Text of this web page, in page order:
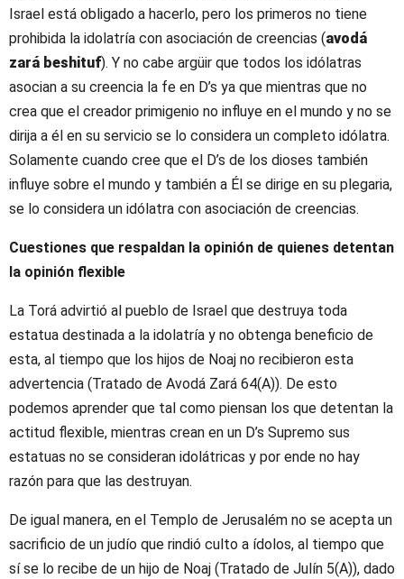
Israel está obligado a hacerlo, pero los primeros no tiene
prohibida la idolatría con asociación de creencias (avodá
zará beshituf). Y no cabe argüir que todos los idólatras
asocian a su creencia la fe en D’s ya que mientras que no
crea que el creador primigenio no influye en el mundo y no se
dirija a él en su servicio se lo considera un completo idólatra.
Solamente cuando cree que el D’s de los dioses también
influye sobre el mundo y también a Él se dirige en su plegaria,
se lo considera un idólatra con asociación de creencias.
Cuestiones que respaldan la opinión de quienes detentan
la opinión flexible
La Torá advirtió al pueblo de Israel que destruya toda
estatua destinada a la idolatría y no obtenga beneficio de
esta, al tiempo que los hijos de Noaj no recibieron esta
advertencia (Tratado de Avodá Zará 64(A)). De esto
podemos aprender que tal como piensan los que detentan la
actitud flexible, mientras crean en un D’s Supremo sus
estatuas no se consideran idolátricas y por ende no hay
razón para que las destruyan.
De igual manera, en el Templo de Jerusalém no se acepta un
sacrificio de un judío que rindió culto a ídolos, al tiempo que
sí se lo recibe de un hijo de Noaj (Tratado de Julín 5(A)), dado